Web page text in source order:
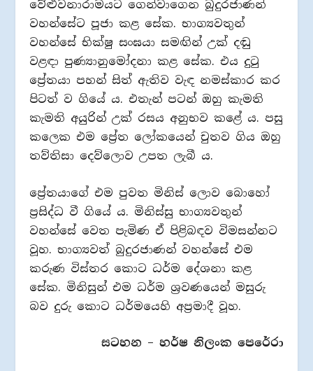
වේළුවනාරාමයට ගෙන්වාගෙන බුදුරජාණන්
වහන්සේට පූජා කළ සේක. භාග්‍යවතුන්
වහන්සේ භික්ෂු සංඝයා සමඟින් උක් දඬු
වළඳා පුණ්‍යානුමෝදනා කළ සේක. එය දුටු
ප්‍රේතයා පහන් සිත් ඇතිව වැඳ නමස්කාර කර
පිටත් ව ගියේ ය. එතැන් පටන් ඔහු කැමති
කැමති අයුරින් උක් රසය අනුභව කළේ ය. පසු
කලෙක එම ප්‍රේත ලෝකයෙන් චුතව ගිය ඔහු
තව්තිසා දෙව්ලොව උපත ලැබී ය.
ප්‍රේතයාගේ එම පුවත මිනිස් ලොව බොහෝ
ප්‍රසිද්ධ වී ගියේ ය. මිනිස්සු භාග්‍යවතුන්
වහන්සේ වෙත පැමිණ ඒ පිළිබඳව විමසන්නට
වූහ. භාග්‍යවත් බුදුරජාණන් වහන්සේ එම
කරුණ විස්තර කොට ධර්ම දේශනා කළ
සේක. මිනිසුන් එම ධර්ම ශ්‍රවණයෙන් මසුරු
බව දුරු කොට ධර්මයෙහි අප්‍රමාදී වූහ.
සටහන – හර්ෂ නිලංක පෙරේරා